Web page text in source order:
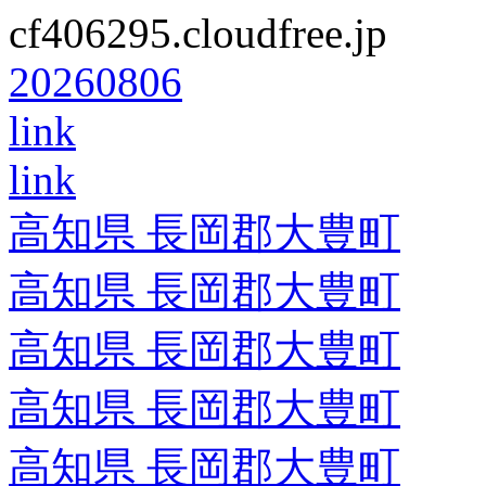
cf406295.cloudfree.jp
20260806
link
link
高知県 長岡郡大豊町
高知県 長岡郡大豊町
高知県 長岡郡大豊町
高知県 長岡郡大豊町
高知県 長岡郡大豊町